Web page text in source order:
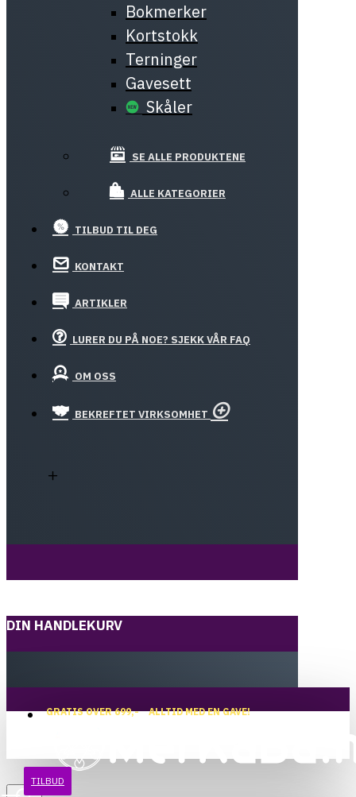
Bokmerker
Kortstokk
Terninger
Gavesett
Skåler
SE ALLE PRODUKTENE
ALLE KATEGORIER
TILBUD TIL DEG
KONTAKT
ARTIKLER
LURER DU PÅ NOE? SJEKK VÅR FAQ
OM OSS
BEKREFTET VIRKSOMHET
DIN HANDLEKURV
GRATIS OVER 699,-ALLTID MED EN GAVE!
TILBUD